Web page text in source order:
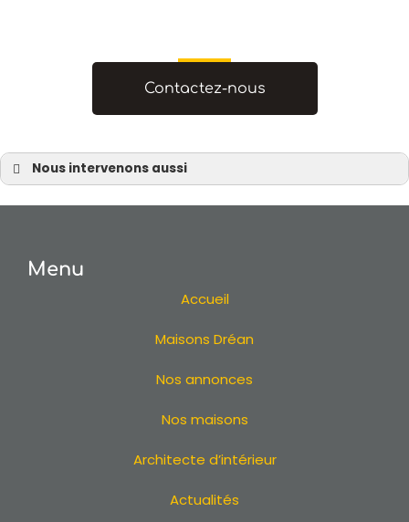
Contactez-nous
Nous intervenons aussi
Maison sur mesure Sautron
Maison sur mesure Vertou
Maison sur mesure 44
Maison sur mesure La Baule
Maison sur mesure La Turballe
Maison sur mesure Pornichet
Maison sur mesure Saint-Michel-Chef-Chef
Menu
Accueil
Maisons Dréan
Nos annonces
Nos maisons
Architecte d’intérieur
Actualités